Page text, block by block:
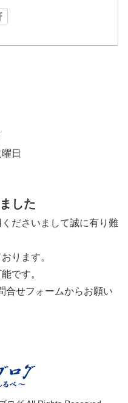
日
した
ださいまして誠に有り難
ります。
です。
合せフォームからお願い